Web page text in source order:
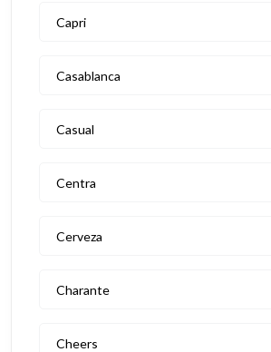
Capri
Casablanca
Casual
Centra
Cerveza
Charante
Cheers